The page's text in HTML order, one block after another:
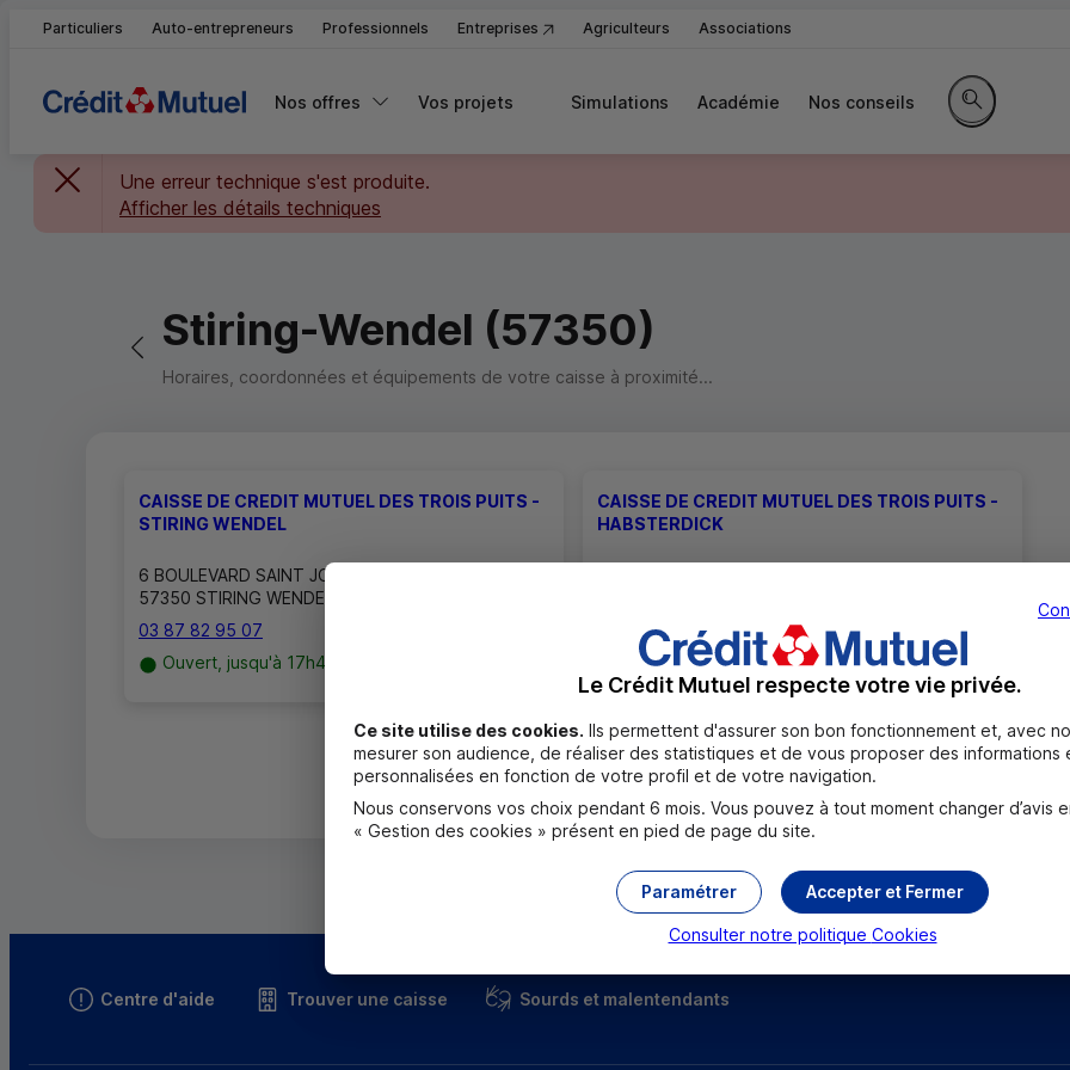
Particuliers Auto-entrepreneurs Professionnels Entreprises Agriculteurs Associations
Nos offres Vos projets Simulations Académie Nos conseils
Rechercher
Une erreur technique s'est produite.
Afficher les détails techniques
Retour vers la page précédente
Stiring-Wendel (57350)
Horaires, coordonnées et équipements de votre caisse à proximité...
CAISSE DE CREDIT MUTUEL DES TROIS PUITS -
STIRING WENDEL
6 BOULEVARD SAINT JOSEPH
57350 STIRING WENDEL
03 87 82 95 07
Ouvert, jusqu'à 17h45
CAISSE DE CREDIT MUTUEL DES TROIS PUITS -
HABSTERDICK
03 87 82 95 07
Fermé
Toutes les localités
Centre d'aide Trouver une caisse Sourds et malentendants
Le Crédit Mutuel respecte votre vie privée.
Ce site utilise des cookies. Ils permettent d'assurer son bon fonctionnement et, avec
mesurer son audience, de réaliser des statistiques et de vous proposer des informations
personnalisées en fonction de votre profil et de votre navigation.
Nous conservons vos choix pendant 6 mois. Vous pouvez à tout moment changer d’avis
« Gestion des cookies » présent en pied de page du site.
Accepter et Fermer
Paramétrer
Consulter notre politique Cookies